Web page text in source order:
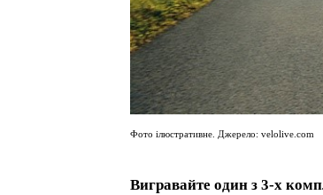
Фото ілюстративне. Джерело: velolive.com
Вигравайте один з 3-х